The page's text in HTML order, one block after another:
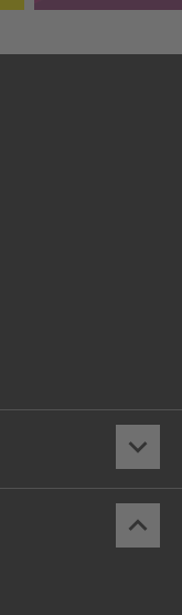
keyboard_arrow_down
keyboard_arrow_up